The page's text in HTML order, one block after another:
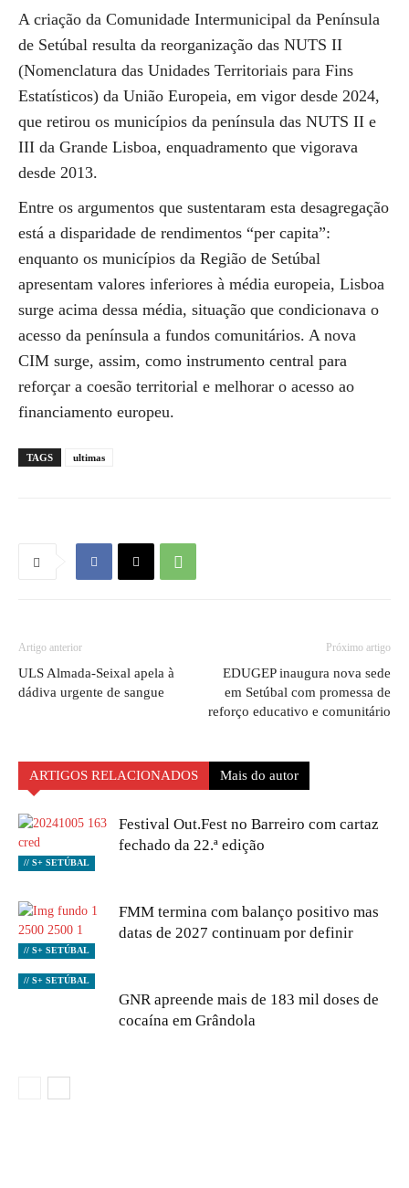
A criação da Comunidade Intermunicipal da Península
de Setúbal resulta da reorganização das NUTS II
(Nomenclatura das Unidades Territoriais para Fins
Estatísticos) da União Europeia, em vigor desde 2024,
que retirou os municípios da península das NUTS II e
III da Grande Lisboa, enquadramento que vigorava
desde 2013.
Entre os argumentos que sustentaram esta desagregação
está a disparidade de rendimentos “per capita”:
enquanto os municípios da Região de Setúbal
apresentam valores inferiores à média europeia, Lisboa
surge acima dessa média, situação que condicionava o
acesso da península a fundos comunitários. A nova
CIM surge, assim, como instrumento central para
reforçar a coesão territorial e melhorar o acesso ao
financiamento europeu.
TAGS ultimas
Artigo anterior
ULS Almada-Seixal apela à
dádiva urgente de sangue
Próximo artigo
EDUGEP inaugura nova sede
em Setúbal com promessa de
reforço educativo e comunitário
ARTIGOS RELACIONADOS Mais do autor
// S+ SETÚBAL
Festival Out.Fest no Barreiro com cartaz
fechado da 22.ª edição
// S+ SETÚBAL
FMM termina com balanço positivo mas
datas de 2027 continuam por definir
// S+ SETÚBAL
GNR apreende mais de 183 mil doses de
cocaína em Grândola